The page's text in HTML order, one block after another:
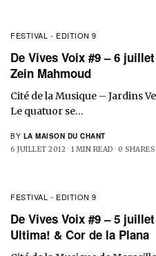
FESTIVAL - EDITION 9
De Vives Voix #9 – 6
Zein Mahmoud
Cité de la Musique – Jardins
Le quatuor se…
BY LA MAISON DU CHANT
6 JUILLET 2012 1 MIN READ 0 SHARES
FESTIVAL - EDITION 9
De Vives Voix #9 – 5
Ultima! & Cor de la Plana